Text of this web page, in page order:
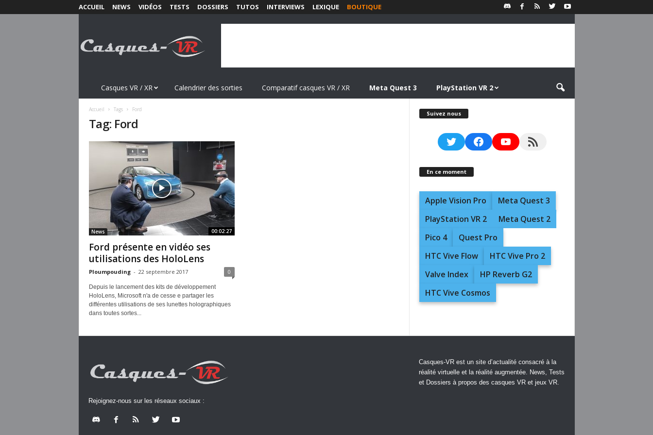
ACCUEIL NEWS VIDÉOS TESTS DOSSIERS TUTOS INTERVIEWS LEXIQUE BOUTIQUE
s
Casques VR / XR Calendrier des sorties Comparatif casques VR / XR Meta Quest 3 PlayStation VR 2
Accueil Tags Ford
Tag: Ford
00:02:27
News
Ford présente en vidéo ses
utilisations des HoloLens
Ploumpouding - 22 septembre 2017 0
Depuis le lancement des kits de développement
HoloLens, Microsoft n'a de cesse e partager les
différentes utilisations de ses lunettes holographiques
dans toutes sortes...
Suivez nous
TwitterFacebookYouTubeRSS Feed
En ce moment
Apple Vision Pro
Meta Quest 3
PlayStation VR 2
Meta Quest 2
Pico 4
Quest Pro
HTC Vive Flow
HTC Vive Pro 2
Valve Index
HP Reverb G2
HTC Vive Cosmos
Rejoignez-nous sur les réseaux sociaux :
Casques-VR est un site d’actualité consacré à la
réalité virtuelle et la réalité augmentée. News, Tests
et Dossiers à propos des casques VR et jeux VR.